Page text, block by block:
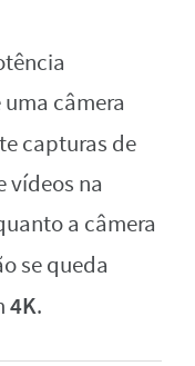
câmera
capturas de
vídeos na
a câmera
se queda
4K.